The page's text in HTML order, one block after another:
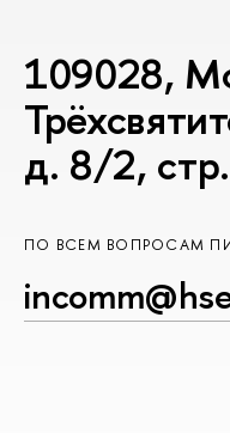
109028,
д. 8/2,
ПО ВСЕМ ВОПРОСАМ